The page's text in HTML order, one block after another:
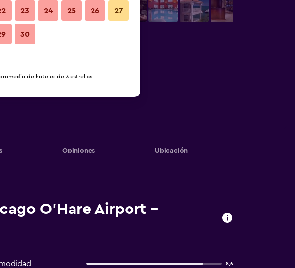
Opiniones Ubicación
O'Hare Airport -
8,6
23 24 25 26 27
30
de hoteles de 3 estrellas